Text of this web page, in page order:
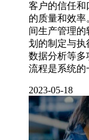
客户的信任和
的质量和效率
间生产管理
划的制定与执
数据分析等多
流程是系统的
2023-05-18